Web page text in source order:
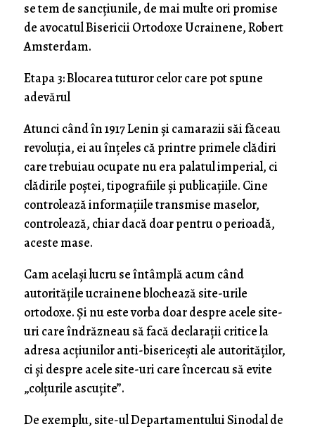
se tem de sancțiunile, de mai multe ori promise
de avocatul Bisericii Ortodoxe Ucrainene, Robert
Amsterdam.
Etapa 3: Blocarea tuturor celor care pot spune
adevărul
Atunci când în 1917 Lenin și camarazii săi făceau
revoluția, ei au înţeles că printre primele clădiri
care trebuiau ocupate nu era palatul imperial, ci
clădirile poștei, tipografiile și publicațiile. Cine
controlează informațiile transmise maselor,
controlează, chiar dacă doar pentru o perioadă,
aceste mase.
Cam același lucru se întâmplă acum când
autoritățile ucrainene blochează site-urile
ortodoxe. Și nu este vorba doar despre acele site-
uri care îndrăzneau să facă declarații critice la
adresa acțiunilor anti-bisericești ale autorităților,
ci și despre acele site-uri care încercau să evite
„colțurile ascuțite”.
De exemplu, site-ul Departamentului Sinodal de